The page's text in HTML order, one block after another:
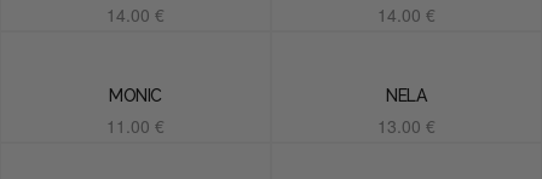
14.00 €
14.00 €
MONIC
11.00 €
NELA
13.00 €